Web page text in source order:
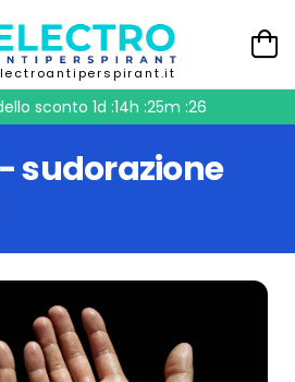
sconto1d :14h :25m :25
sudorazione